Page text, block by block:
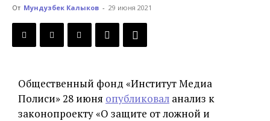
От Мундузбек Калыков - 29 июня 2021
Общественный фонд «Институт Медиа
Полиси» 28 июня опубликовал анализ к
законопроекту «О защите от ложной и